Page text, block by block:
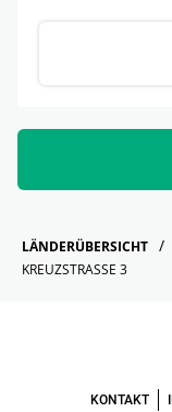
LÄNDERÜBERSICHT
KREUZSTRASSE 3
KONTAKT